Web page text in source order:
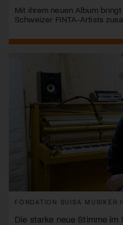
Mit ihrem neuen Album
Schweizer FINTA-Artists
FONDATION SUISA
Die starke neue Stimme im